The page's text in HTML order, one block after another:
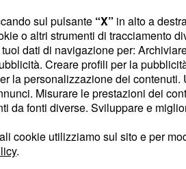
Nel caso in cui l'iter
avremmo una
le Camere legislative. Si
eletti nelle
vigente ammontano a 12
solo 8 rappresentanti
riduzione appena
uno dei paesi con la
fra le più basse della
sul pulsante “X” in alto a
o altri strumenti di tracciamento
dati di navigazione per:
Creare profili per la
la personalizzazione dei
Misurare le prestazioni dei
da fonti diverse. Sviluppare e
cookie utilizziamo sul sito e per
.